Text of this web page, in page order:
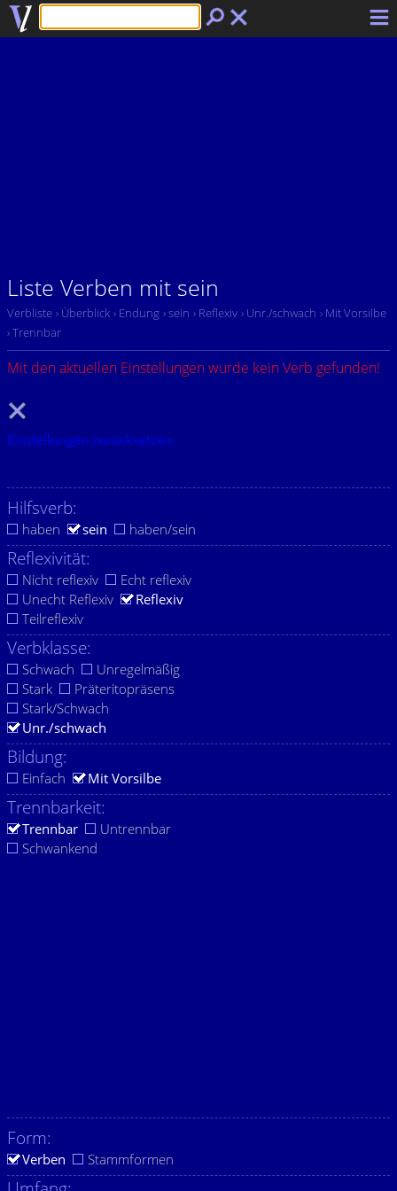
Liste Verben mit sein
Verbliste › Überblick › Endung › sein › Reflexiv › Unr./schwach › Mit Vorsilbe
› Trennbar
Mit den aktuellen Einstellungen wurde kein Verb gefunden!
Einstellungen zurücksetzen.
Hilfsverb:
haben sein haben/sein
Reflexivität:
Nicht reflexiv
Echt reflexiv
Unecht Reflexiv
Reflexiv
Teilreflexiv
Verbklasse:
Schwach
Unregelmäßig
Stark
Präteritopräsens
Stark/Schwach
Unr./schwach
Bildung:
Einfach Mit Vorsilbe
Trennbarkeit:
Trennbar
Untrennbar
Schwankend
Form:
Verben Stammformen